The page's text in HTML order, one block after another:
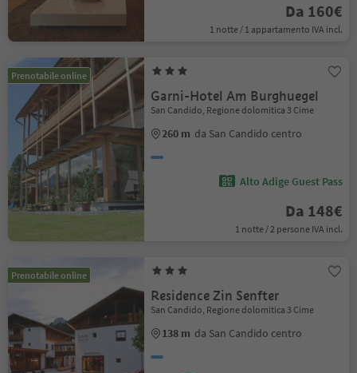
Da 160€
1 notte / 1 appartamento IVA incl.
Prenotabile online
Garni-Hotel Am Burghuegel
San Candido, Regione dolomitica 3 Cime
260 m da San Candido centro
Alto Adige Guest Pass
Da 148€
1 notte / 2 persone IVA incl.
Prenotabile online
Residence Zin Senfter
San Candido, Regione dolomitica 3 Cime
138 m da San Candido centro